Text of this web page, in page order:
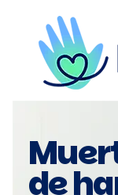
de